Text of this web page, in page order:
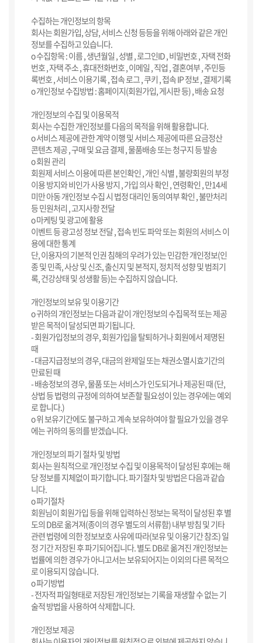
수집하는 개인정보의 항목
회사는 회원가입, 상담, 서비스 신청 등등을 위해 아래와 같은 개인
정보를 수집하고 있습니다.
ο 수집항목 : 이름 , 생년월일 , 성별 , 로그인ID , 비밀번호 , 자택 전화
번호 , 자택 주소 , 휴대전화번호 , 이메일 , 직업 , 결혼여부 , 주민등
록번호 , 서비스 이용기록 , 접속 로그 , 쿠키 , 접속 IP 정보 , 결제기록
ο 개인정보 수집방법 : 홈페이지(회원가입, 게시판 등) , 배송 요청
개인정보의 수집 및 이용목적
회사는 수집한 개인정보를 다음의 목적을 위해 활용합니다.
ο 서비스 제공에 관한 계약 이행 및 서비스 제공에 따른 요금정산
콘텐츠 제공 , 구매 및 요금 결제 , 물품배송 또는 청구지 등 발송
ο 회원 관리
회원제 서비스 이용에 따른 본인확인 , 개인 식별 , 불량회원의 부정
이용 방지와 비인가 사용 방지 , 가입 의사 확인 , 연령확인 , 만14세
미만 아동 개인정보 수집 시 법정 대리인 동의여부 확인 , 불만처리
등 민원처리 , 고지사항 전달
ο 마케팅 및 광고에 활용
이벤트 등 광고성 정보 전달 , 접속 빈도 파악 또는 회원의 서비스 이
용에 대한 통계
단, 이용자의 기본적 인권 침해의 우려가 있는 민감한 개인정보(인
종 및 민족, 사상 및 신조, 출신지 및 본적지, 정치적 성향 및 범죄기
록, 건강상태 및 성생활 등)는 수집하지 않습니다.
개인정보의 보유 및 이용기간
ο 귀하의 개인정보는 다음과 같이 개인정보의 수집목적 또는 제공
받은 목적이 달성되면 파기됩니다.
- 회원가입정보의 경우, 회원가입을 탈퇴하거나 회원에서 제명된
때
- 대금지급정보의 경우, 대금의 완제일 또는 채권소멸시효기간의
만료된 때
- 배송정보의 경우, 물품 또는 서비스가 인도되거나 제공된 때 (단,
상법 등 법령의 규정에 의하여 보존할 필요성이 있는 경우에는 예외
로 합니다.)
ο 위 보유기간에도 불구하고 계속 보유하여야 할 필요가 있을 경우
에는 귀하의 동의를 받겠습니다.
개인정보의 파기 절차 및 방법
회사는 원칙적으로 개인정보 수집 및 이용목적이 달성된 후에는 해
당 정보를 지체없이 파기합니다. 파기절차 및 방법은 다음과 같습
니다.
ο 파기절차
회원님이 회원가입 등을 위해 입력하신 정보는 목적이 달성된 후 별
도의 DB로 옮겨져(종이의 경우 별도의 서류함) 내부 방침 및 기타
관련 법령에 의한 정보보호 사유에 따라(보유 및 이용기간 참조) 일
정 기간 저장된 후 파기되어집니다. 별도 DB로 옮겨진 개인정보는
법률에 의한 경우가 아니고서는 보유되어지는 이외의 다른 목적으
로 이용되지 않습니다.
ο 파기방법
- 전자적 파일형태로 저장된 개인정보는 기록을 재생할 수 없는 기
술적 방법을 사용하여 삭제합니다.
개인정보 제공